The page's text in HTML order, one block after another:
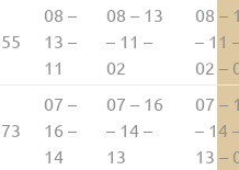
08 –
13 –
11
08 – 13
– 11 –
02
08 –
– 11
02 –
07 –
16 –
14
07 – 16
– 14 –
13
07 –
– 14
13 –